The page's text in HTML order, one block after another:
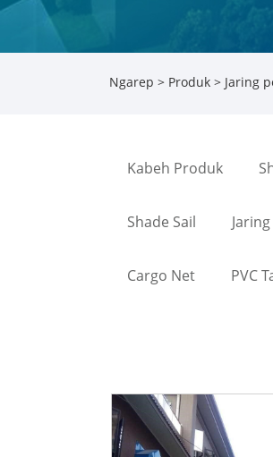
Ngarep > Produk > Jaring
Kabeh Produk
Shade Sail
Cargo Net PVC